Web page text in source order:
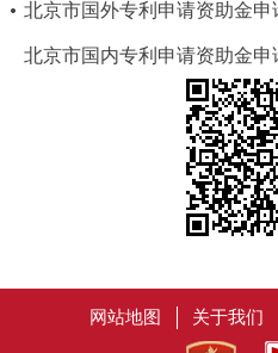
北京市国外专利申请资助金申
北京市国内专利申请资助金申
网站地图 关于我们